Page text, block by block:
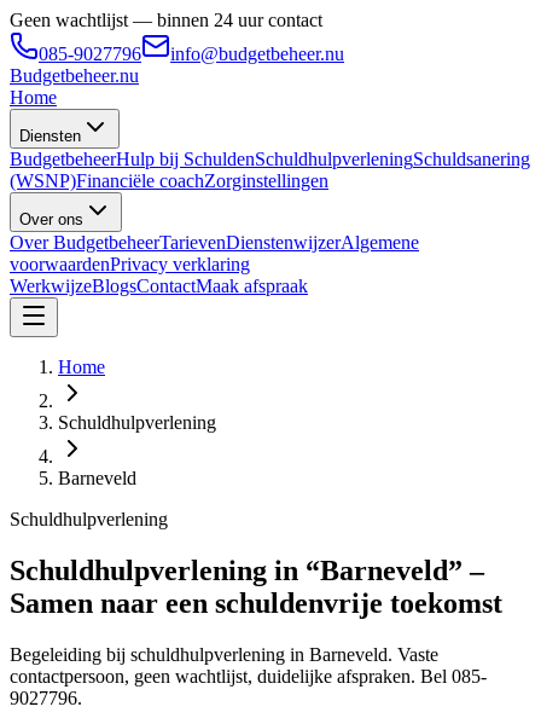
Geen wachtlijst — binnen 24 uur contact
085-9027796
info@budgetbeheer.nu
Budgetbeheer.nu
Home
Diensten
BudgetbeheerHulp bij SchuldenSchuldhulpverleningSchuldsanering
(WSNP)Financiële coachZorginstellingen
Over ons
Over BudgetbeheerTarievenDienstenwijzerAlgemene
voorwaardenPrivacy verklaring
WerkwijzeBlogsContactMaak afspraak
Home
Schuldhulpverlening
Barneveld
Schuldhulpverlening
Schuldhulpverlening in “Barneveld” –
Samen naar een schuldenvrije toekomst
Begeleiding bij schuldhulpverlening in Barneveld. Vaste
contactpersoon, geen wachtlijst, duidelijke afspraken. Bel 085-
9027796.